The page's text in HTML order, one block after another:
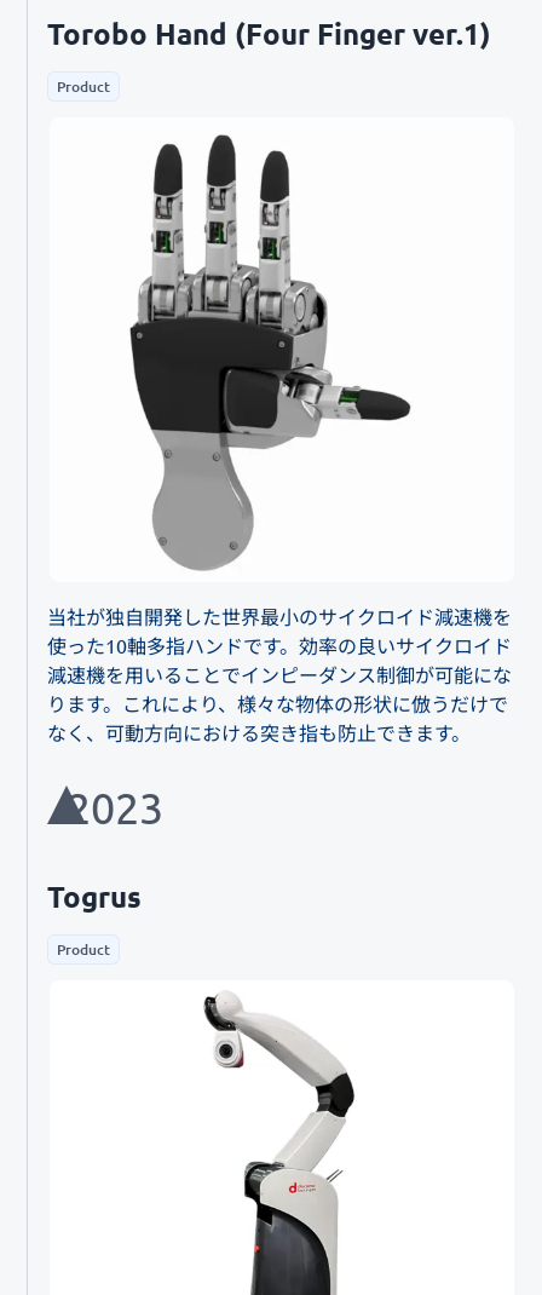
Torobo Hand (Four Finger ver.1)
Product
当社が独自開発した世界最小のサイクロイド減速機を
使った10軸多指ハンドです。効率の良いサイクロイド
減速機を用いることでインピーダンス制御が可能にな
ります。これにより、様々な物体の形状に倣うだけで
なく、可動方向における突き指も防止できます。
2023
Togrus
Product